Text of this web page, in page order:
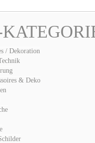
/ Dekoration
& Deko